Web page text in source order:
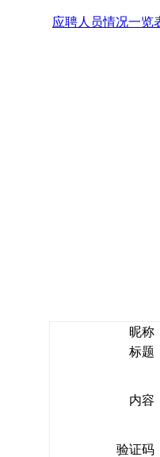
应聘人员情况一览
昵称
标题
内容
验证码